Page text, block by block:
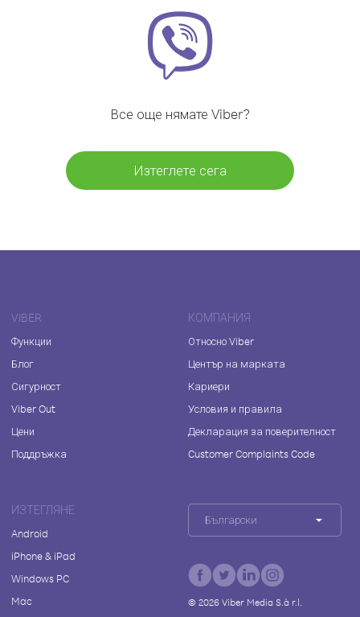
Все още нямате Viber?
Изтеглете сега
VIBER
Функции
Блог
Сигурност
Viber Out
Цени
Поддръжка
КОМПАНИЯ
Относно Viber
Център на марката
Кариери
Условия и правила
Декларация за поверителност
Customer Complaints Code
ИЗТЕГЛЯНЕ
Android
iPhone & iPad
Windows PC
Mac
Български
© 2026Viber Media S.à r.l.